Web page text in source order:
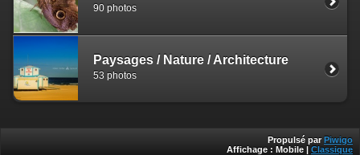
90 photos
Paysages / Nature / Architecture
53 photos
Propulsé par Piwigo
Affichage : Mobile Classique